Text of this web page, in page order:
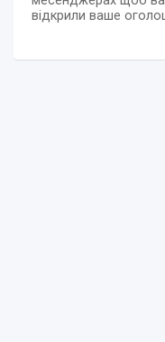
відкрили ваше